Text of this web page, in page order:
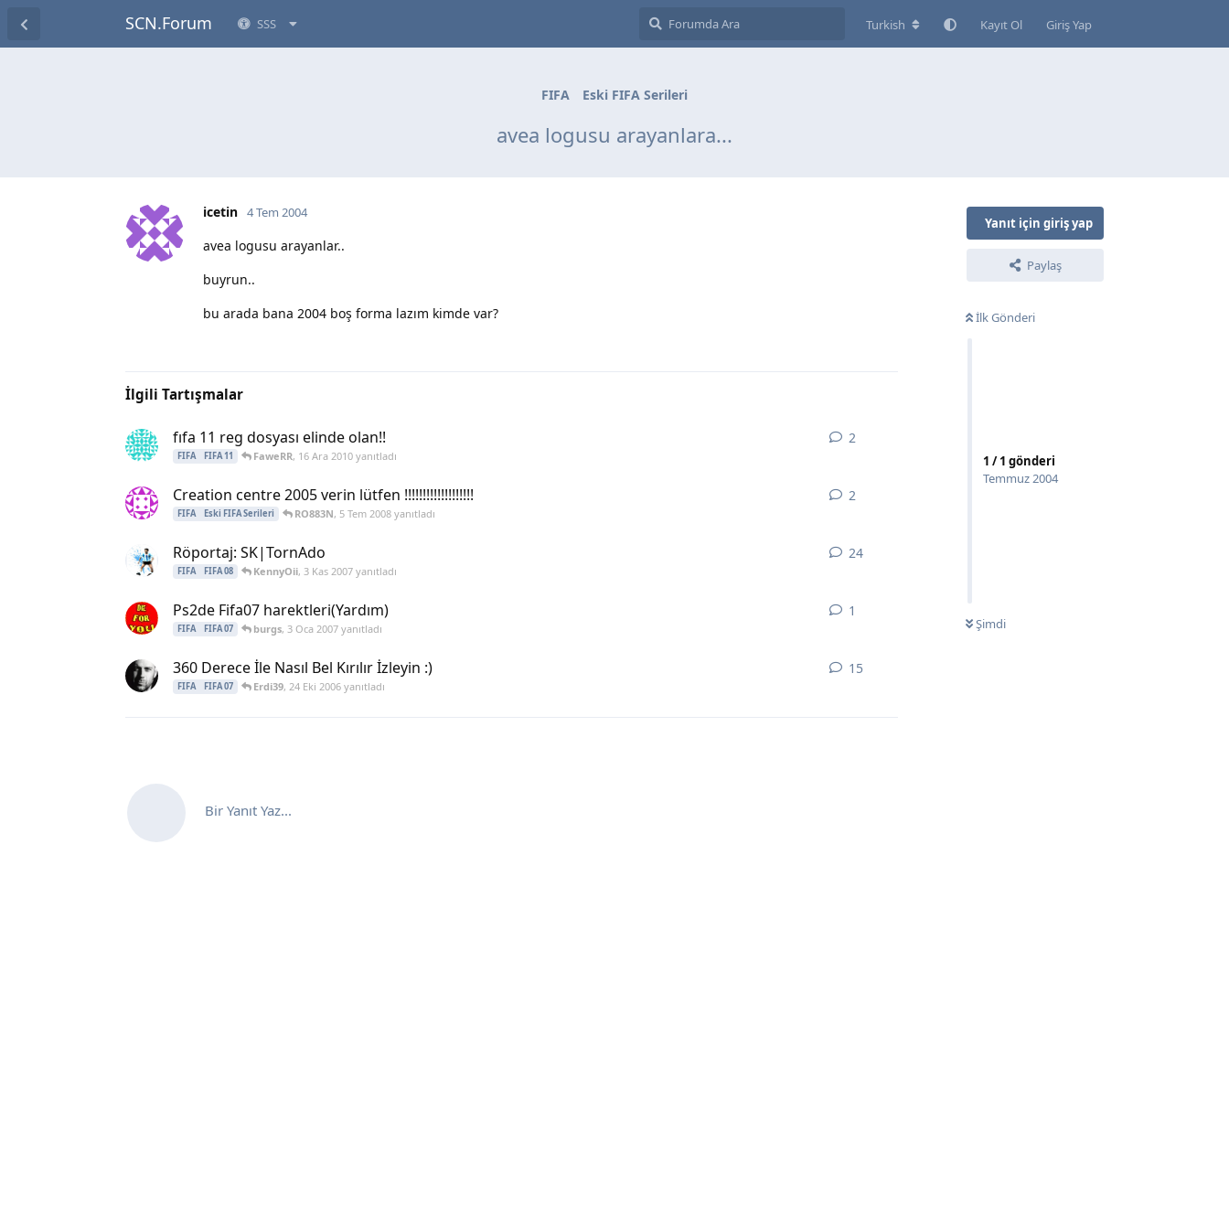
SCN.Forum SSS Turkish Kayıt Ol Giriş Yap
FIFA Eski FIFA Serileri
avea logusu arayanlara...
Yanıt için giriş yap
Paylaş
İlk Gönderi
1 /1 gönderi
Temmuz 2004
Şimdi
icetin 4 Tem 2004
avea logusu arayanlar..
buyrun..
bu arada bana 2004 boş forma lazım kimde var?
İlgili Tartışmalar
fıfa 11 reg dosyası elinde olan!!
FIFA FIFA 11 FaweRR, 16 Ara 2010yanıtladı
2
Creation centre 2005 verin lütfen !!!!!!!!!!!!!!!!!!!
FIFA Eski FIFA Serileri RO883N, 5 Tem 2008yanıtladı
2
Röportaj: SK|TornAdo
FIFA FIFA 08 KennyOii, 3 Kas 2007yanıtladı
24
Ps2de Fifa07 harektleri(Yardım)
FIFA FIFA 07 burgs, 3 Oca 2007yanıtladı
1
360 Derece İle Nasıl Bel Kırılır İzleyin :)
FIFA FIFA 07 Erdi39, 24 Eki 2006yanıtladı
15
Bir Yanıt Yaz...